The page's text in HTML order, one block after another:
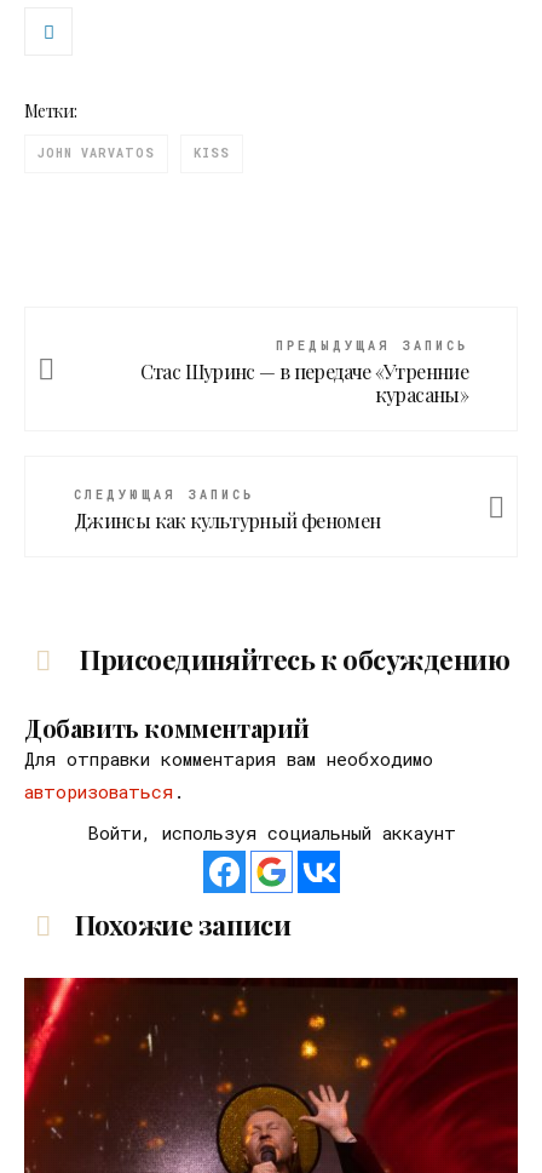
Метки:
JOHN VARVATOS KISS
ПРЕДЫДУЩАЯ ЗАПИСЬ
Стас Шуринс — в передаче «Утренние
курасаны»
СЛЕДУЮЩАЯ ЗАПИСЬ
Джинсы как культурный феномен
Присоединяйтесь к обсуждению
Добавить комментарий
Для отправки комментария вам необходимо
авторизоваться .
Войти, используя социальный аккаунт
Похожие записи